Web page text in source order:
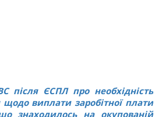
після ЄСПЛ про необхідність
виплати заробітної плати
знаходилось на окупованій